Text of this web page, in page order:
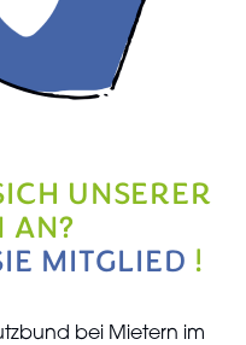
UNSERER M
MITGLIED !
bei Mietern im